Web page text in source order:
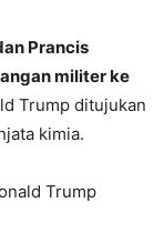
Prancis
militer ke
Trump ditujukan
kimia.
Trump